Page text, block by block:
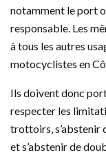
notamment le port
responsable. Les
à tous les autres
motocyclistes en
Ils doivent donc
respecter les
trottoirs, s’abstenir
et s’abstenir de